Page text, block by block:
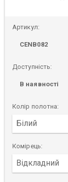
Артикул:
CENB082
Доступність:
В наявності
Колір полотна:
Комірець: